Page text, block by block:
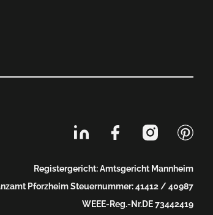
Registergericht: Amtsgericht Mannheim
Pforzheim Steuernummer: 41412 / 40987
WEEE-Reg.-Nr.DE 73442419